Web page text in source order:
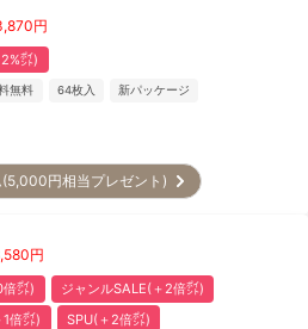
円
㌽)
無料 64枚入 新パッケージ
(5,000円相当プレゼント)
円
倍㌽)
ジャンルSALE(＋2倍㌽)
倍㌽)
SPU(＋2倍㌽)